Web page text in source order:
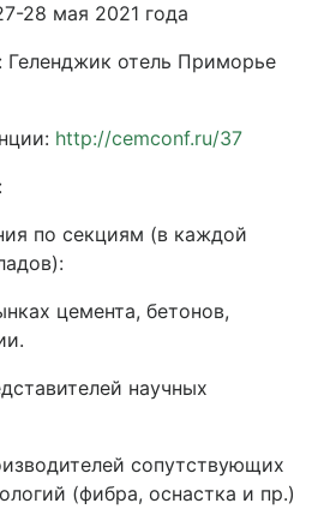
28 мая 2021 года
Геленджик отель Приморье
http://cemconf.ru/37
по секциям (в каждой
цемента, бетонов,
научных
сопутствующих
(фибра, оснастка и пр.)